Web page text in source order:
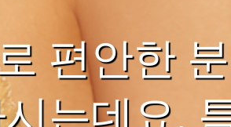
편안한
는데요.